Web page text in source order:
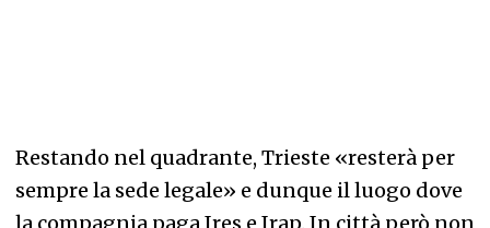
Restando nel quadrante, Trieste «resterà per
sempre la sede legale» e dunque il luogo dove